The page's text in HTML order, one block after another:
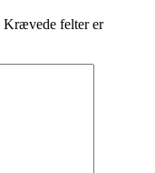
Krævede felter er